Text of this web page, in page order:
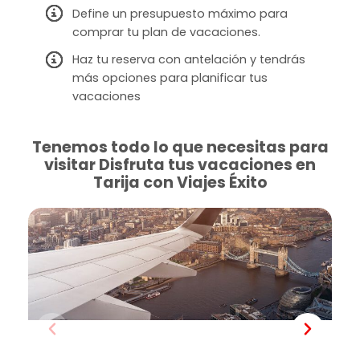
Define un presupuesto máximo para
comprar tu plan de vacaciones.
Haz tu reserva con antelación y tendrás
más opciones para planificar tus
vacaciones
Tenemos todo lo que necesitas para
visitar Disfruta tus vacaciones en
Tarija con Viajes Éxito